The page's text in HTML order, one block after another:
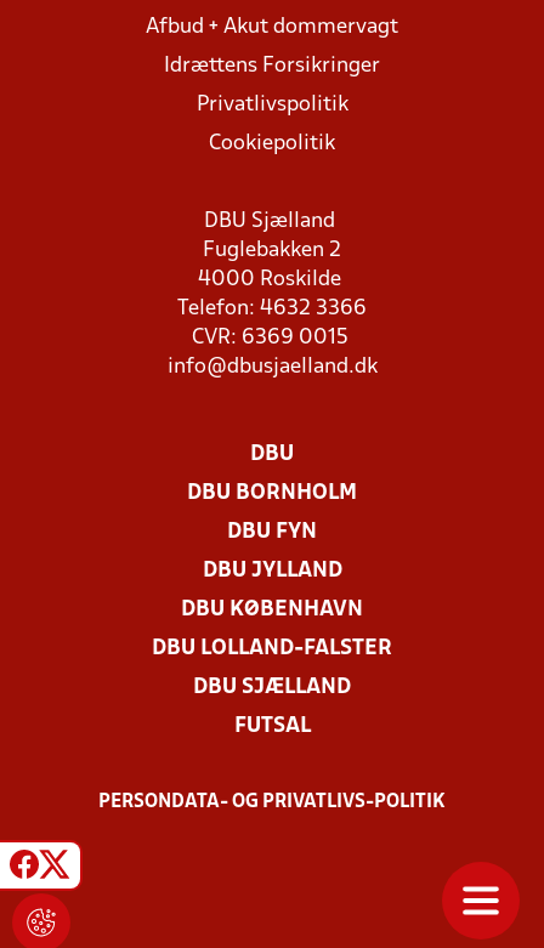
Afbud + Akut dommervagt
Idrættens Forsikringer
Privatlivspolitik
Cookiepolitik
DBU Sjælland
Fuglebakken 2
4000 Roskilde
Telefon: 4632 3366
CVR: 6369 0015
info@dbusjaelland.dk
DBU
DBU BORNHOLM
DBU FYN
DBU JYLLAND
DBU KØBENHAVN
DBU LOLLAND-FALSTER
DBU SJÆLLAND
FUTSAL
PERSONDATA- OG PRIVATLIVS-POLITIK